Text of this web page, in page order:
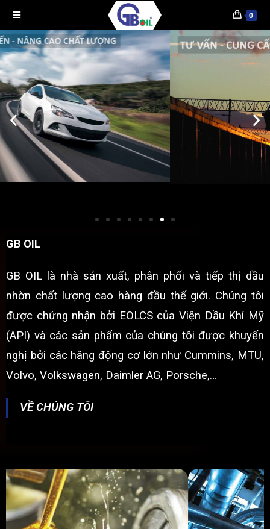
0
GB OIL
GB OIL là nhà sản xuất, phân phối và tiếp thị dầu
nhờn chất lượng cao hàng đầu thế giới. Chúng tôi
được chứng nhận bởi EOLCS của Viện Dầu Khí Mỹ
(API) và các sản phẩm của chúng tôi được khuyến
nghị bởi các hãng động cơ lớn như Cummins, MTU,
Volvo, Volkswagen, Daimler AG, Porsche,…
VỀ CHÚNG TÔI